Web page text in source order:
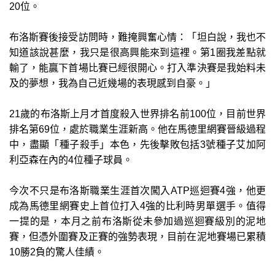
20位。
布洛斯賽後接受訪問時，難掩興奮心情：「坦白說，我也不
知道該說甚麼，我只是很高興能來到這裡。第1圈我差點就
輸了，能贏下首場比賽已經很開心。打入準決賽是我始料未
及的夢想，我為自己近幾場的表現感到自豪。」
21歲的布洛斯上月才首度殺入世界排名前100位，目前世界
排名第69位，處於職業生涯新高。他在馬德里網賽晉級過程
中，盡顯「種子殺手」本色，先後擊敗包括3號種子艾加阿
利亞森在內的4位種子球員。
今次不只是布洛斯職業生涯首次闖入ATP巡迴賽4強，他更
成為馬德里網賽史上首位打入4強的比利時男單選手。值得
一提的是，本月之前布洛斯從未參加過巡迴賽級別的泥地
賽，但憑外圍賽及正賽的強勢表現，目前在泥地賽場已累積
10勝2負的驚人佳績。